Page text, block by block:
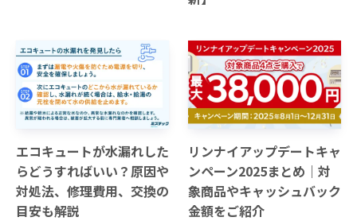
エコキュートが水漏れした
らどうすればいい？原因や
対処法、修理費用、交換の
目安も解説
リンナイアップデートキャ
ンペーン2025まとめ｜対
象商品やキャッシュバック
金額をご紹介